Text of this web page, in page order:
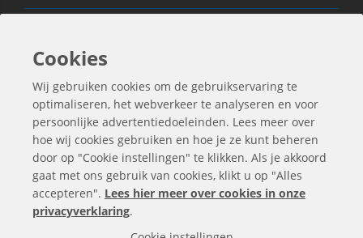
Ook Interessant
Contactgegevens
Cookies
Wij gebruiken cookies om de gebruikservaring te
optimaliseren, het webverkeer te analyseren en voor
persoonlijke advertentiedoeleinden. Lees meer over
hoe wij cookies gebruiken en hoe je ze kunt beheren
door op "Cookie instellingen" te klikken. Als je akkoord
gaat met ons gebruik van cookies, klikt u op "Alles
accepteren". Lees hier meer over cookies in onze
privacyverklaring.